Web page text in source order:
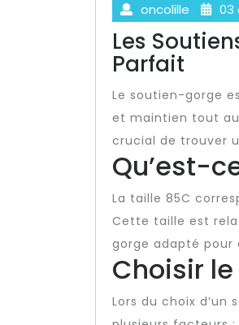
oncolille 03
Les
Parfait
Le soutien-gorge
et maintien tout
crucial de trouver
Qu’est-
La taille 85C
Cette taille est
gorge adapté pour
Choisir
Lors du choix